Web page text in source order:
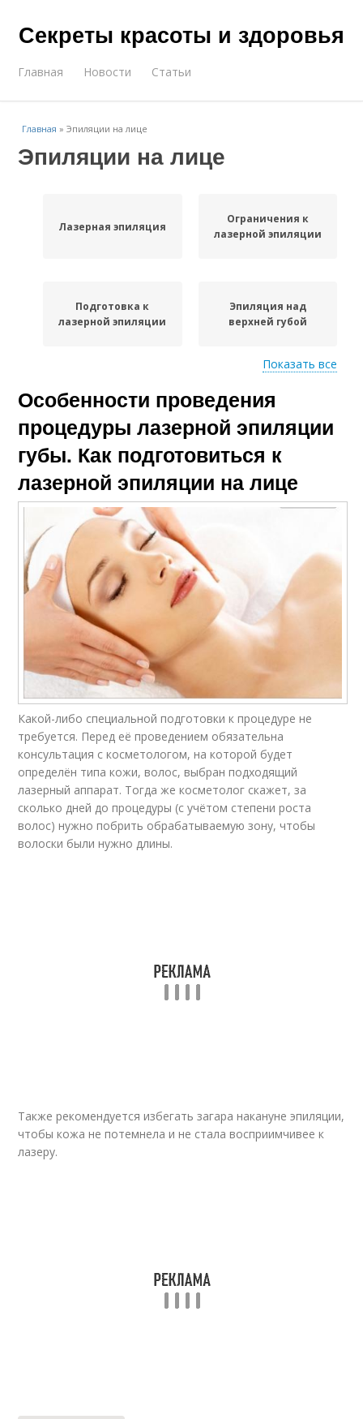
Секреты красоты и здоровья
Главная Новости Статьи
Главная »Эпиляции на лице
Эпиляции на лице
Лазерная эпиляция
Ограничения к
лазерной эпиляции
Подготовка к
лазерной эпиляции
Эпиляция над
верхней губой
Недели до лазерной
эпиляции
Эпиляции на диодном
лазере
Показать все
Особенности проведения
процедуры лазерной эпиляции
губы. Как подготовиться к
лазерной эпиляции на лице
Какой-либо специальной подготовки к процедуре не
требуется. Перед её проведением обязательна
консультация с косметологом, на которой будет
определён типа кожи, волос, выбран подходящий
лазерный аппарат. Тогда же косметолог скажет, за
сколько дней до процедуры (с учётом степени роста
волос) нужно побрить обрабатываемую зону, чтобы
волоски были нужно длины.
Также рекомендуется избегать загара накануне эпиляции,
чтобы кожа не потемнела и не стала восприимчивее к
лазеру.